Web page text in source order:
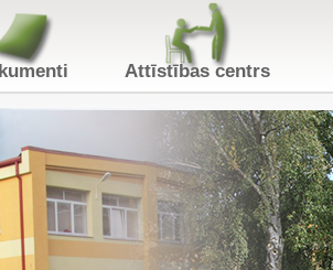
Dokumenti Attīstības centrs